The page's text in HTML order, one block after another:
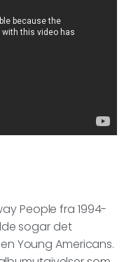
People fra 1994-
sogar det
Young Americans.